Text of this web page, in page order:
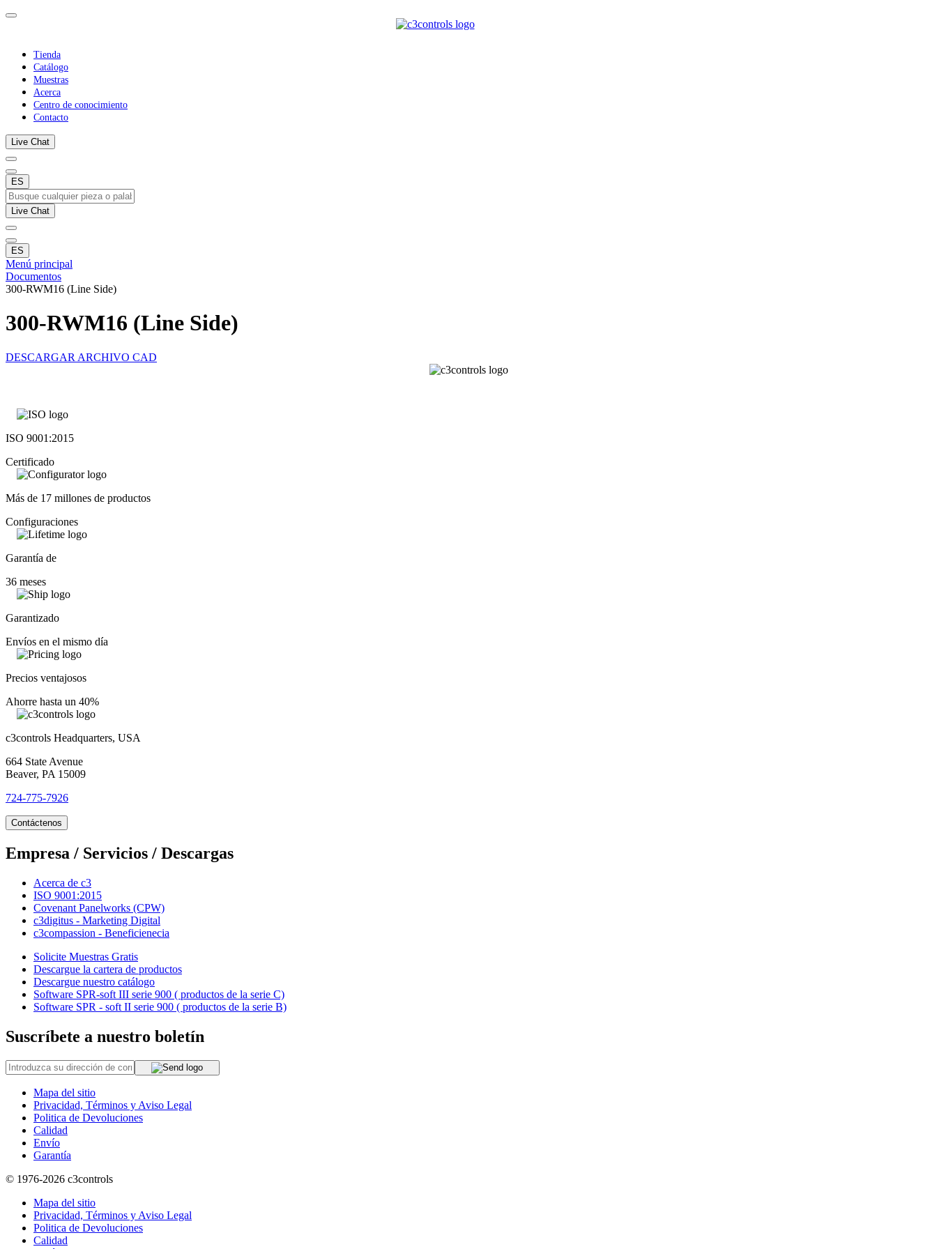
Tienda
Catálogo
Muestras
Acerca
Centro de conocimiento
Contacto
Live Chat
ES
Live Chat
ES
Menú principal
Documentos
300-RWM16 (Line Side)
300-RWM16 (Line Side)
DESCARGAR ARCHIVO CAD
ISO 9001:2015
Certificado
Más de 17 millones de productos
Configuraciones
Garantía de
36 meses
Garantizado
Envíos en el mismo día
Precios ventajosos
Ahorre hasta un 40%
c3controls Headquarters, USA
664 State Avenue
Beaver, PA 15009
724-775-7926
Contáctenos
Empresa / Servicios / Descargas
Acerca de c3
ISO 9001:2015
Covenant Panelworks (CPW)
c3digitus - Marketing Digital
c3compassion - Beneficienecia
Solicite Muestras Gratis
Descargue la cartera de productos
Descargue nuestro catálogo
Software SPR-soft III serie 900 ( productos de la serie C)
Software SPR - soft II serie 900 ( productos de la serie B)
Suscríbete a nuestro boletín
Mapa del sitio
Privacidad, Términos y Aviso Legal
Politica de Devoluciones
Calidad
Envío
Garantía
© 1976-2026 c3controls
Mapa del sitio
Privacidad, Términos y Aviso Legal
Politica de Devoluciones
Calidad